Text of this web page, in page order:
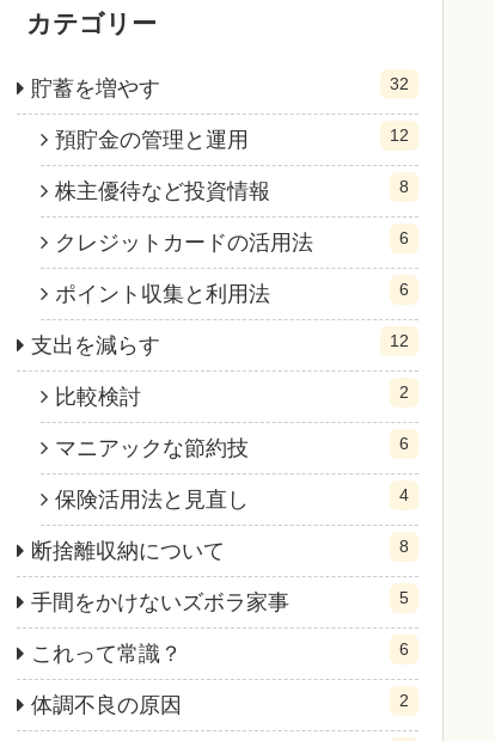
カテゴリー
貯蓄を増やす 32
預貯金の管理と運用 12
株主優待など投資情報 8
クレジットカードの活用法 6
ポイント収集と利用法 6
支出を減らす 12
比較検討 2
マニアックな節約技 6
保険活用法と見直し 4
断捨離収納について 8
手間をかけないズボラ家事 5
これって常識？ 6
体調不良の原因 2